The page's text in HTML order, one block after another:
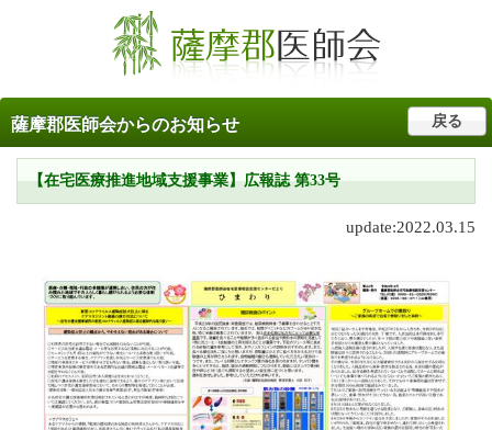
薩摩郡医師会からのお知らせ 戻る
【在宅医療推進地域支援事業】広報誌 第33号
update:2022.03.15